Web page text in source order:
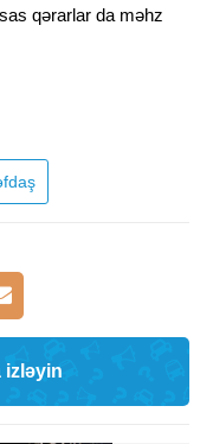
qərarlar da məhz
izləyin